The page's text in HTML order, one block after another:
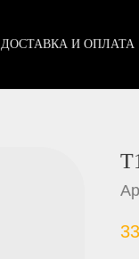
ДОСТАВКА И ОПЛАТА